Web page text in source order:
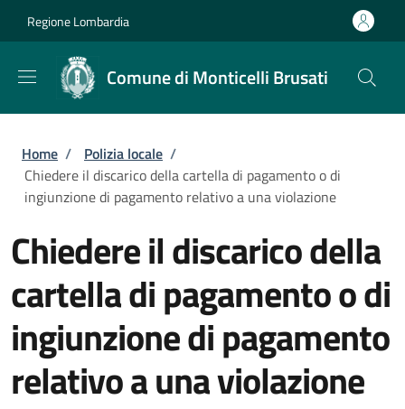
Regione Lombardia
Comune di Monticelli Brusati
Briciole di pane
Home / Polizia locale /
Chiedere il discarico della cartella di pagamento o di
ingiunzione di pagamento relativo a una violazione
Chiedere il discarico della
cartella di pagamento o di
ingiunzione di pagamento
relativo a una violazione